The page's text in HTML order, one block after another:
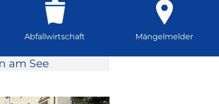
Abfallwirtschaft Mängelmelder
am See